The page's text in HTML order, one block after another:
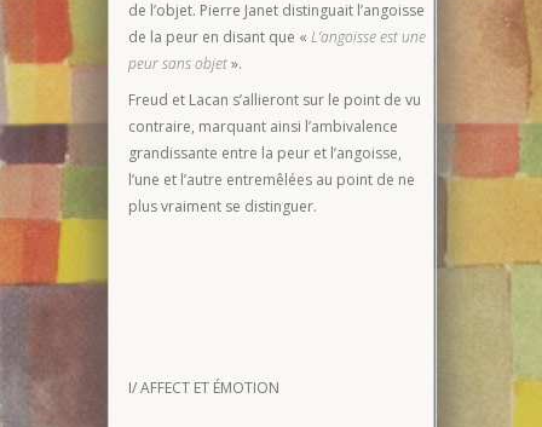
de l’objet. Pierre Janet distinguait l’angoisse
de la peur en disant que « L’angoisse est une
peur sans objet».
Freud et Lacan s’allieront sur le point de vu
contraire, marquant ainsi l’ambivalence
grandissante entre la peur et l’angoisse,
l’une et l’autre entremêlées au point de ne
plus vraiment se distinguer.
I/ AFFECT ET ÉMOTION